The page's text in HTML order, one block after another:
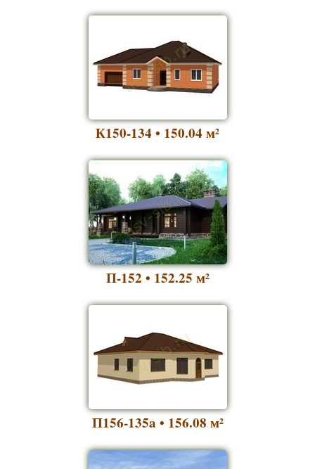
К150-134 • 150.04 м²
П-152 • 152.25 м²
П156-135a • 156.08 м²